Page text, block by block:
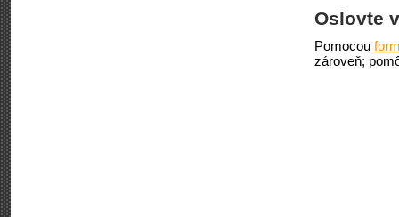
Oslovte
Pomocou
zároveň;